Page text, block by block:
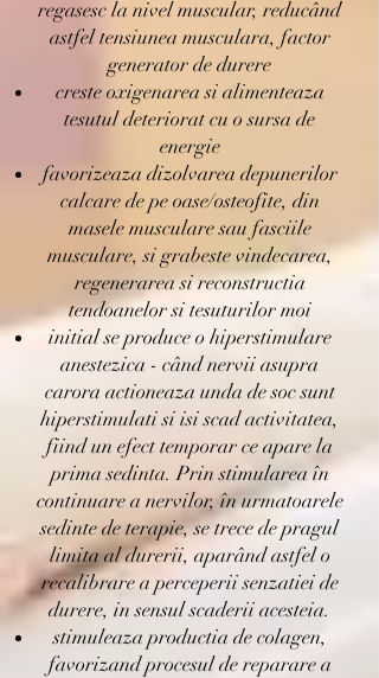
regasesc la nivel muscular, reducând
astfel tensiunea musculara, factor
generator de durere
creste oxigenarea si alimenteaza
tesutul deteriorat cu o sursa de
energie
favorizeaza dizolvarea depunerilor
calcare de pe oase/osteofite, din
masele musculare sau fasciile
musculare, si grabeste vindecarea,
regenerarea si reconstructia
tendoanelor si tesuturilor moi
initial se produce o hiperstimulare
anestezica - când nervii asupra
carora actioneaza unda de soc sunt
hiperstimulati si isi scad activitatea,
fiind un efect temporar ce apare la
prima sedinta. Prin stimularea în
continuare a nervilor, în urmatoarele
sedinte de terapie, se trece de pragul
limita al durerii, aparând astfel o
recalibrare a perceperii senzatiei de
durere, in sensul scaderii acesteia.
stimuleaza productia de colagen,
favorizand procesul de reparare a